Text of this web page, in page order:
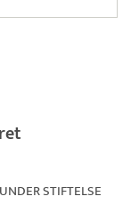
STIFTELSE